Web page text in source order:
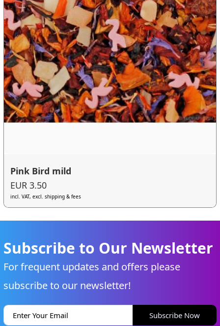
Pink Bird mild
EUR 3.50
incl. VAT, excl. shipping & fees
Subscribe to Our Newsletter
For frequent updates and offers please
subscribe to our newsletter!
Subscribe Now